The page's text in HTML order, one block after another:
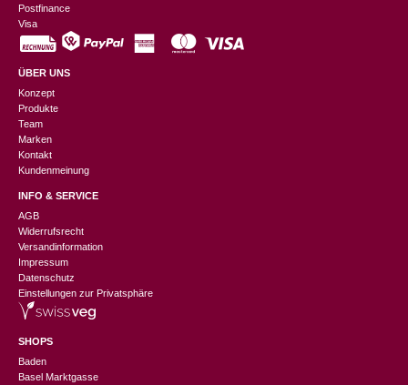
Postfinance
Visa
ÜBER UNS
Konzept
Produkte
Team
Marken
Kontakt
Kundenmeinung
INFO & SERVICE
AGB
Widerrufsrecht
Versandinformation
Impressum
Datenschutz
Einstellungen zur Privatsphäre
SHOPS
Baden
Basel Marktgasse